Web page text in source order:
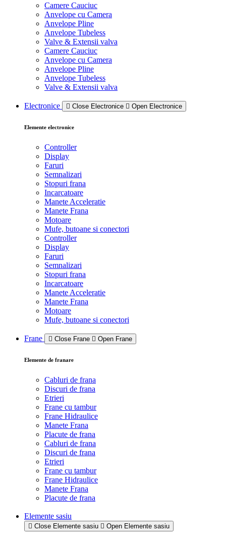
Camere Cauciuc
Anvelope cu Camera
Anvelope Pline
Anvelope Tubeless
Valve & Extensii valva
Camere Cauciuc
Anvelope cu Camera
Anvelope Pline
Anvelope Tubeless
Valve & Extensii valva
Electronice Close Electronice Open Electronice
Elemente electronice
Controller
Display
Faruri
Semnalizari
Stopuri frana
Incarcatoare
Manete Acceleratie
Manete Frana
Motoare
Mufe, butoane si conectori
Controller
Display
Faruri
Semnalizari
Stopuri frana
Incarcatoare
Manete Acceleratie
Manete Frana
Motoare
Mufe, butoane si conectori
Frane Close Frane Open Frane
Elemente de franare
Cabluri de frana
Discuri de frana
Etrieri
Frane cu tambur
Frane Hidraulice
Manete Frana
Placute de frana
Cabluri de frana
Discuri de frana
Etrieri
Frane cu tambur
Frane Hidraulice
Manete Frana
Placute de frana
Elemente sasiu
Close Elemente sasiu Open Elemente sasiu